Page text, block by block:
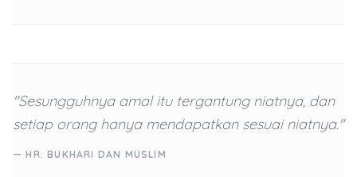
"Sesungguhnya amal itu tergantung niatnya, dan
setiap orang hanya mendapatkan sesuai niatnya."
— HR. BUKHARI DAN MUSLIM